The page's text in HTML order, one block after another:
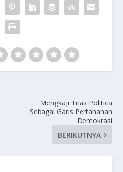
Mengkaji Trias Politica
Sebagai Garis Pertahanan
Demokrasi
BERIKUTNYA